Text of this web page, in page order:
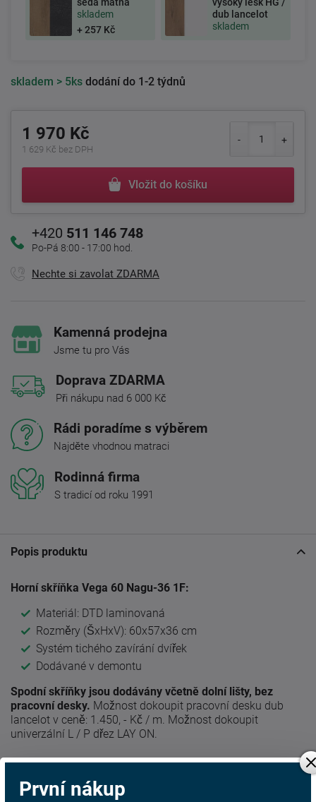
skladem
+ 257 Kč
dub lancelot
skladem
skladem > 5ks dodání do 1-2 týdnů
1 970 Kč
1 629 Kč bez DPH
Vložit do košíku
+420 511 146 748
Po-Pá 8:00 - 17:00 hod.
Nechte si zavolat ZDARMA
Kamenná prodejna
Jsme tu pro Vás
Doprava ZDARMA
Při nákupu nad 6 000 Kč
Rádi poradíme s výběrem
Najděte vhodnou matraci
Rodinná firma
S tradicí od roku 1991
Popis produktu
Horní skříňka Vega 60 Nagu-36 1F:
Materiál: DTD laminovaná
Rozměry (ŠxHxV): 60x57x36 cm
Systém tichého zavírání dvířek
Dodávané v demontu
Spodní skříňky jsou dodávány včetně dolní lišty, bez
pracovní desky. Možnost dokoupit pracovní desku dub
lancelot v ceně: 1.450, - Kč / m. Možnost dokoupit
univerzální L / P dřez LAY ON.
Prvky systému VEGA 60 Nagu-36 1F
První nákup